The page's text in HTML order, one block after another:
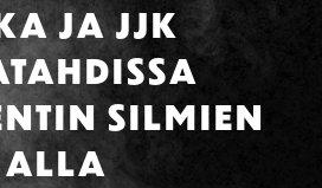
JA JJK
SILMIEN
ALLA